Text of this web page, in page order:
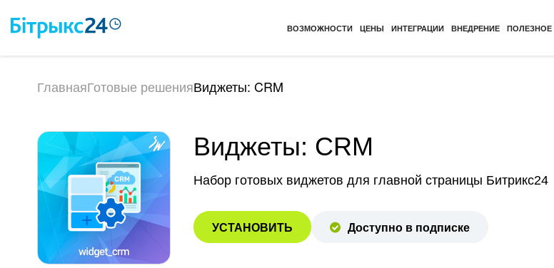
ВОЗМОЖНОСТИ ЦЕНЫ ИНТЕГРАЦИИ ВНЕДРЕНИЕ ПОЛЕЗНОЕ
ГлавнаяГотовые решенияВиджеты: CRM
Виджеты: CRM
Набор готовых виджетов для главной страницы Битрикс24
УСТАНОВИТЬ Доступно в подписке